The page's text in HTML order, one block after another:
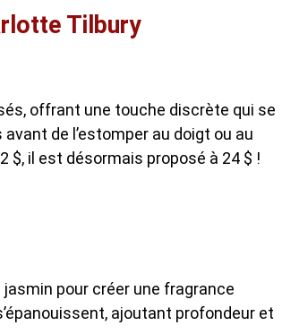
Tilbury
offrant une touche discrète qui se
de l’estomper au doigt ou au
$, il est désormais proposé à 24 $ !
pour créer une fragrance
ajoutant profondeur et